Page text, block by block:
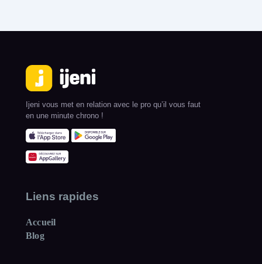
Ijeni vous met en relation avec le pro qu’il vous faut
en une minute chrono !
Liens rapides
Accueil
Blog